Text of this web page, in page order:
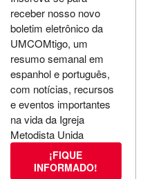
receber nosso novo
boletim eletrônico da
UMCOMtigo, um
resumo semanal em
espanhol e português,
com notícias, recursos
e eventos importantes
na vida da Igreja
Metodista Unida
¡FIQUE
INFORMADO!